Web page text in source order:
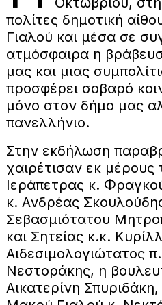
πολίτες δημοτική
Γιαλού και μέσα σε
ατμόσφαιρα η
μας και μιας
προσφέρει σοβαρό
μόνο στον δήμο μας
πανελλήνιο.
Στην εκδήλωση
χαιρέτισαν εκ
Ιεράπετρας κ.
κ. Ανδρέας
Σεβασμιότατου
και Σητείας κ.κ.
Αιδεσιμολογιώτατος
Νεστοράκης, η
Αικατερίνη